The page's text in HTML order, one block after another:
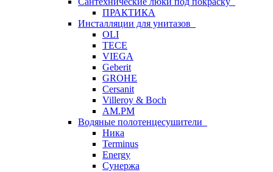
ПРАКТИКА
Инсталляции для унитазов
OLI
TECE
VIEGA
Geberit
GROHE
Cersanit
Villeroy & Boch
AM.PM
Водяные полотенцесушители
Ника
Terminus
Energy
Сунержа